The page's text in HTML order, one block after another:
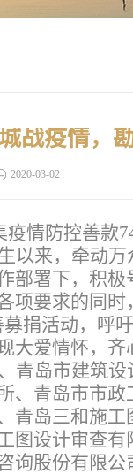
战疫情，
2020-03-02
情防控善款
以来，牵动
部署下，积
项要求的同
捐活动，呼
大爱情怀，
青岛市建筑
、青岛市市
青岛三和施
图设计审查
询股份有限